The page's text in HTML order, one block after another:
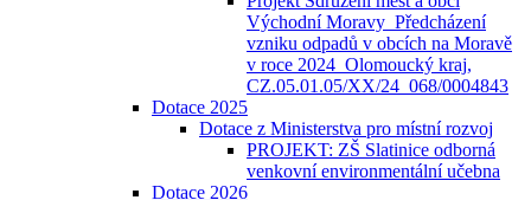
Východní Moravy_Předcházení
vzniku odpadů v obcích na Moravě
v roce 2024_Olomoucký kraj,
CZ.05.01.05/XX/24_068/0004843
Dotace 2025
Dotace z Ministerstva pro místní rozvoj
PROJEKT: ZŠ Slatinice odborná
venkovní environmentální učebna
Dotace 2026